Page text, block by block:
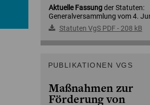
Aktuelle Fassungder Statuten:
Generalversammlung vom 4.
Statuten VgS PDF - 208 kB
PUBLIKATIONEN VGS
Maßnahmen zur
Förderung von